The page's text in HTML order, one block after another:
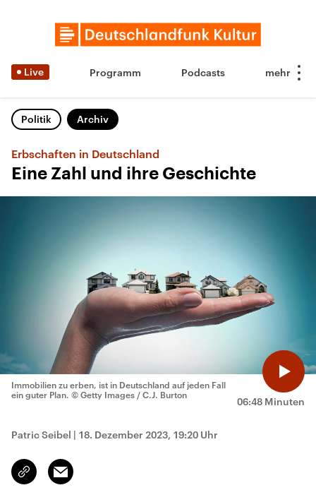
Live Programm Podcasts
Politik Archiv
Erbschaften in Deutschland
Eine Zahl und ihre Geschichte
06:48 Minuten
Immobilien zu erben, ist in Deutschland auf jeden Fall
ein guter Plan. © Getty Images / C.J. Burton
Patric Seibel | 18. Dezember 2023, 19:20 Uhr
Link
kopieren/teilen
Email